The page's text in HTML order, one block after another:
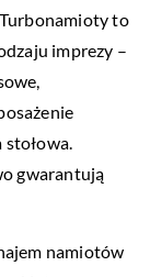
to
imprezy –
stołowa.
gwarantują
namiotów